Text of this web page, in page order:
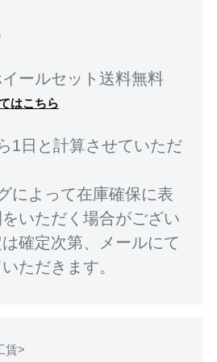
ールセット送料無料
はこちら
1日と計算させていただ
によって在庫確保に表
いただく場合がござい
確定次第、メールにて
ただきます。
賃>